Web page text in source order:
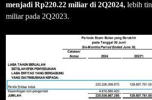
menjadi Rp220.22 miliar di 2Q2024, lebih
miliar pada 2Q2023.